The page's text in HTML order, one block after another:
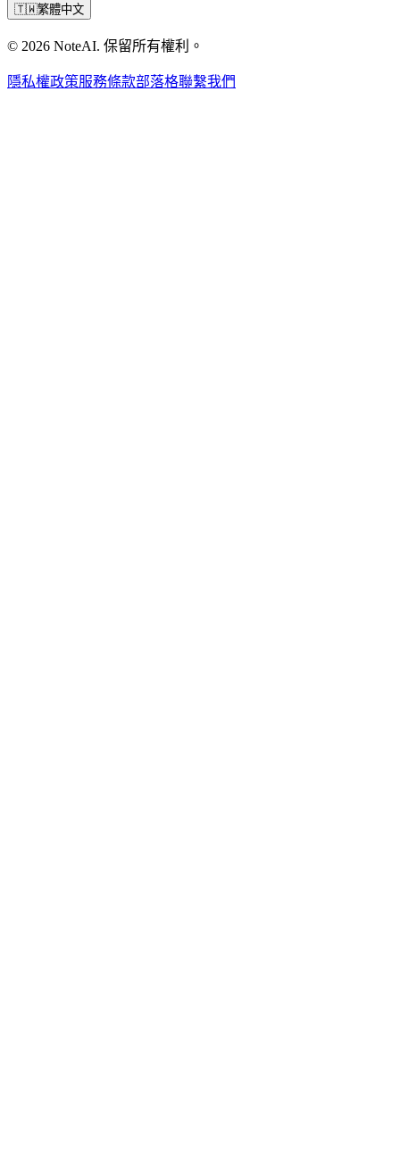
🇹🇼繁體中文
© 2026 NoteAI. 保留所有權利。
隱私權政策服務條款部落格聯繫我們